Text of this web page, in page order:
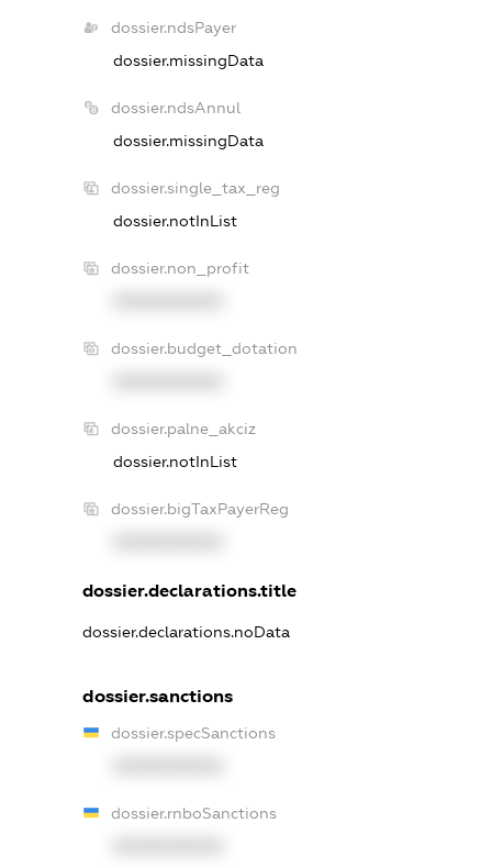
dossier.ndsPayer
dossier.missingData
dossier.ndsAnnul
dossier.missingData
dossier.single_tax_reg
dossier.notInList
dossier.non_profit
dossier.budget_dotation
dossier.palne_akciz
dossier.notInList
dossier.bigTaxPayerReg
dossier.declarations.title
dossier.declarations.noData
dossier.sanctions
dossier.specSanctions
dossier.rnboSanctions